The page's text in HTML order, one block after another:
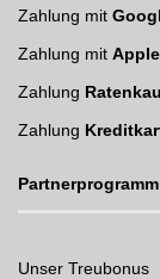
Zahlung mit
Zahlung mit
Zahlung
Zahlung
Unser Treubonus